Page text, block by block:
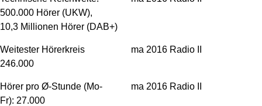
500.000 Hörer (UKW),
10,3 Millionen Hörer (DAB+)
Weitester Hörerkreis
246.000
ma 2016 Radio II
Hörer pro Ø-Stunde (Mo-
Fr): 27.000
ma 2016 Radio II